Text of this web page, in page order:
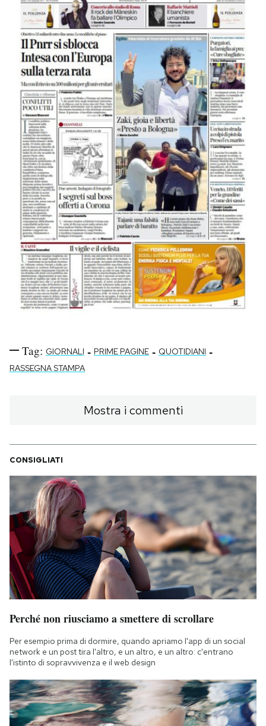
Tag: GIORNALI - PRIME PAGINE - QUOTIDIANI -
RASSEGNA STAMPA
Mostra i commenti
CONSIGLIATI
Perché non riusciamo a smettere di scrollare
Per esempio prima di dormire, quando apriamo l'app di un social
network e un post tira l'altro, e un altro, e un altro: c'entrano
l'istinto di sopravvivenza e il web design